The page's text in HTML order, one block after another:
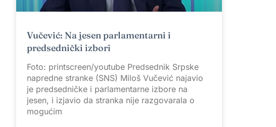
Vučević: Na jesen parlamentarni i
predsednički izbori
Foto: printscreen/youtube Predsednik Srpske
napredne stranke (SNS) Miloš Vučević najavio
je predsedničke i parlamentarne izbore na
jesen, i izjavio da stranka nije razgovarala o
mogućim